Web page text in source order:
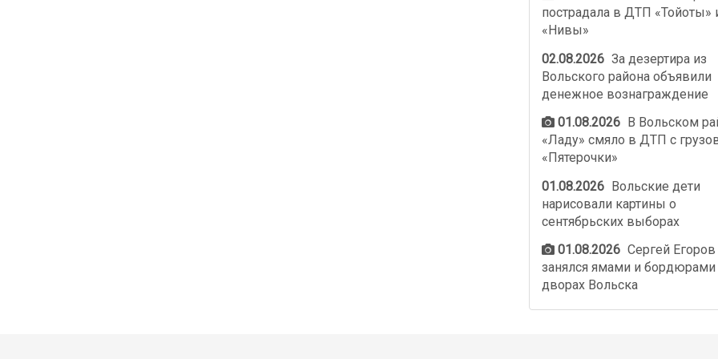
пострадала в ДТП «Тойоты»
«Нивы»
02.08.2026 За дезертира из
Вольского района объявили
денежное вознаграждение
01.08.2026 В Вольском
«Ладу» смяло в ДТП с
«Пятерочки»
01.08.2026 Вольские дети
нарисовали картины о
сентябрьских выборах
01.08.2026 Сергей Егоров
занялся ямами и бордюрами
дворах Вольска